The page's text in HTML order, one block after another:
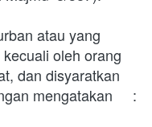
atau yang
oleh orang
dan disyaratkan
mengatakan     :